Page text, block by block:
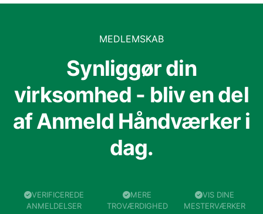
MEDLEMSKAB
Synliggør din
virksomhed - bliv en del
af Anmeld Håndværker i
dag.
VERIFICEREDE
ANMELDELSER
MERE
TROVÆRDIGHED
VIS DINE
MESTERVÆRKER